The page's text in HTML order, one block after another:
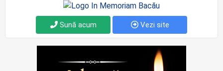
Sună acum Vezi site